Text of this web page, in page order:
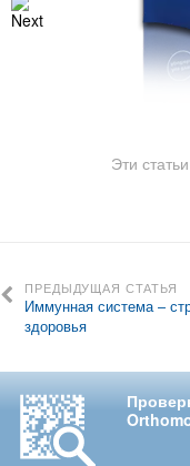
Эти
ПРЕДЫДУЩАЯ СТАТЬЯ
Иммунная система –
здоровья